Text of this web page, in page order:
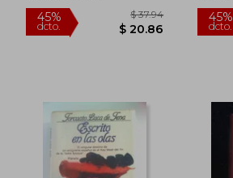
45%
dcto. $ 19.96